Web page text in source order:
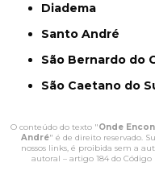
Diadema
Santo André
São Bernardo do
São Caetano do
O conteúdo do texto "Onde
André" é de direito reservado.
nossos links, é proibida sem a
autoral – artigo 184 do Código